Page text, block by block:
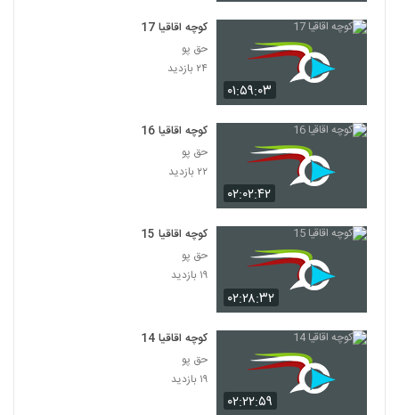
۰۱:۵۹:۰۳
کوچه اقاقیا 17
حق پو
۲۴ بازدید
۰۲:۰۲:۴۲
کوچه اقاقیا 16
حق پو
۲۲ بازدید
۰۲:۲۸:۳۲
کوچه اقاقیا 15
حق پو
۱۹ بازدید
۰۲:۲۲:۵۹
کوچه اقاقیا 14
حق پو
۱۹ بازدید